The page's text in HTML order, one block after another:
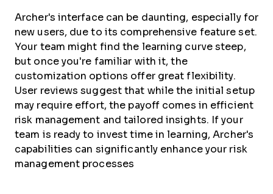
Archer's interface can be daunting, especially for
new users, due to its comprehensive feature set.
Your team might find the learning curve steep,
but once you're familiar with it, the
customization options offer great flexibility.
User reviews suggest that while the initial setup
may require effort, the payoff comes in efficient
risk management and tailored insights. If your
team is ready to invest time in learning, Archer's
capabilities can significantly enhance your risk
management processes